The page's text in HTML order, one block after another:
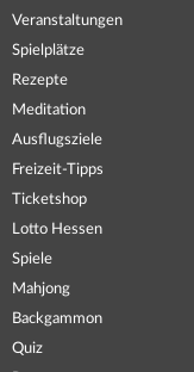
Veranstaltungen
Spielplätze
Rezepte
Meditation
Ausflugsziele
Freizeit-Tipps
Ticketshop
Lotto Hessen
Spiele
Mahjong
Backgammon
Quiz